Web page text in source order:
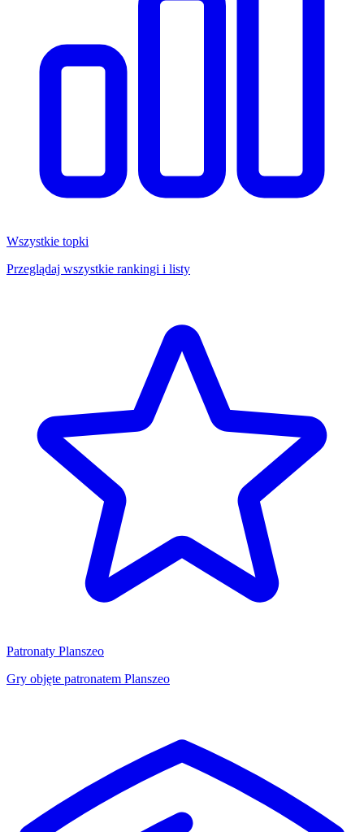
Wszystkie topki
Przeglądaj wszystkie rankingi i listy
Patronaty Planszeo
Gry objęte patronatem Planszeo